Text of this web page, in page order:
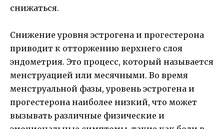
снижаться.
Снижение уровня эстрогена и прогестерона
приводит к отторжению верхнего слоя
эндометрия. Это процесс, который называется
менструацией или месячными. Во время
менструальной фазы, уровень эстрогена и
прогестерона наиболее низкий, что может
вызывать различные физические и